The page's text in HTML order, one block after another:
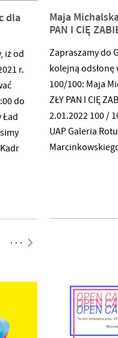
dla
iż od
r.
do
Ład
Maja
PAN I CIĘ
Zapraszamy do
kolejną odsłonę
100/100: Maja
ZŁY PAN I CIĘ
2.01.2022 100 /
UAP Galeria